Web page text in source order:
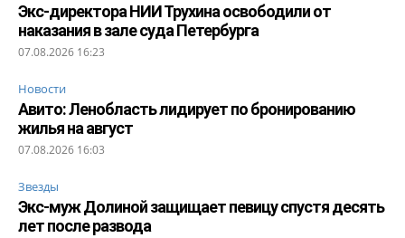
Экс-директора НИИ Трухина освободили от
наказания в зале суда Петербурга
07.08.2026 16:23
Новости
Авито: Ленобласть лидирует по бронированию
жилья на август
07.08.2026 16:03
Звезды
Экс-муж Долиной защищает певицу спустя десять
лет после развода